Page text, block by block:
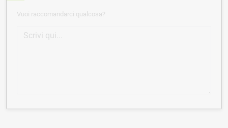
Vuoi raccomandarci qualcosa?